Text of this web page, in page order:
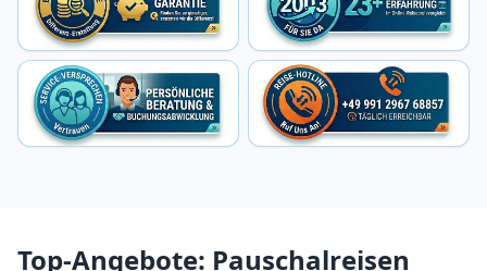
Top-Angebote: Pauschalreisen